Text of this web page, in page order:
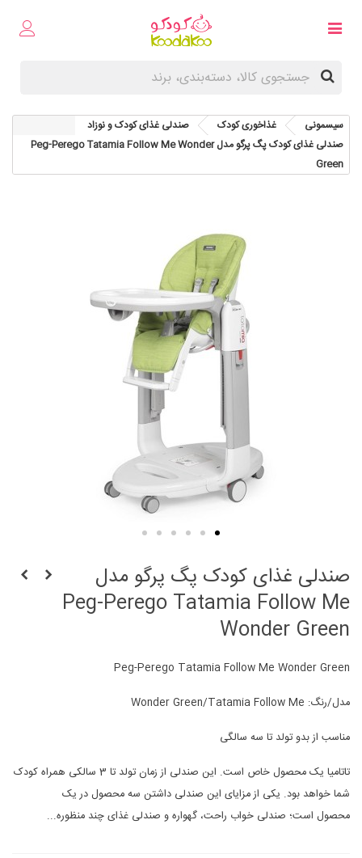
سیسمونی غذاخوری کودک
صندلی غذای کودک و نوزاد
صندلی غذای کودک پگ پرگو مدل Peg-Perego Tatamia Follow Me Wonder
Green
صندلی غذای کودک پگ پرگو مدل
Peg-Perego Tatamia Follow Me
Wonder Green
Peg-Perego Tatamia Follow Me Wonder Green
مدل/رنگ: Wonder Green/Tatamia Follow Me
مناسب از بدو تولد تا سه سالگی
تاتامیا یک محصول خاص است. این صندلی از زمان تولد تا 3 سالکی همراه کودک
شما خواهد بود. یکی از مزایای این صندلی داشتن سه محصول در یک
محصول است؛ صندلی خواب راحت، گهواره و صندلی غذای چند منظوره...